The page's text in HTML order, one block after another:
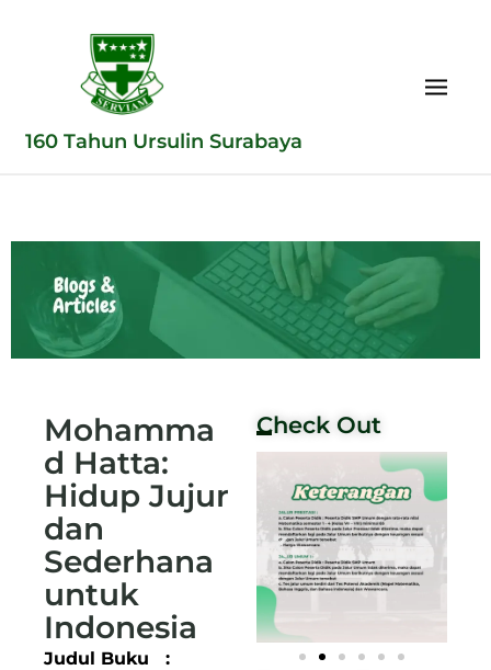
160 Tahun Ursulin Surabaya
Mohamma
d Hatta:
Hidup Jujur
dan
Sederhana
untuk
Indonesia
Judul Buku :
Check Out